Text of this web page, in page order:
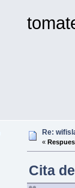
Re:
«
Cita